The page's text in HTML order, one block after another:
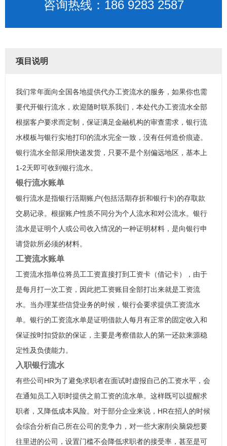
咨询热线：186 9283 2587
项目说明
我们常年面向全国各地提供代办工资流水的服务，如果你也需
要代开银行流水，欢迎随时联系我们，本处代办工资流水全部
根据客户要求而定制，保证满足金融机构的审查需求，银行流
水模板与银行实地打印的流水完全一致，没有任何造价痕迹。
银行流水全部采用快递发货，只要不是个别偏远地区，基本上
1-2天即可收到银行流水。
银行流水账单
银行流水是指银行活期账户(包括活期存折和银行卡)的存取款
交易记录。根据账户性质不同分为个人流水和对公流水。银行
流水是证明个人或公司收入情况的一种证明材料，是向银行申
请贷款所必须的材料。
工资流水账单
工资流水指单位将员工工资直接打到工资卡（借记卡），由于
是每月打一次工资，因此把工资账目全部打出来就是工资流
水。当办理某些信贷业务的时候，银行会要求提供工资流水
单。银行的工资流水单是证明借款人每月有正常的固定收入和
保证按时扣贷款的保证，主要是考察借款人的第一还款来源稳
定性及负债能力。
入职银行流水
有些公司HR为了避免求职者在面试时虚报自己的工资水平，会
在通知员工入职时提供之前工资的流水单。这样既可以提醒求
职者，又降低成本风险。对于部分企业来说，HR在招人的时候
会综合分析自己所在公司的竞争力，对一些大家削尖脑袋想要
往里进的公司，设置门槛不会降低求职者的接受率，甚至是可